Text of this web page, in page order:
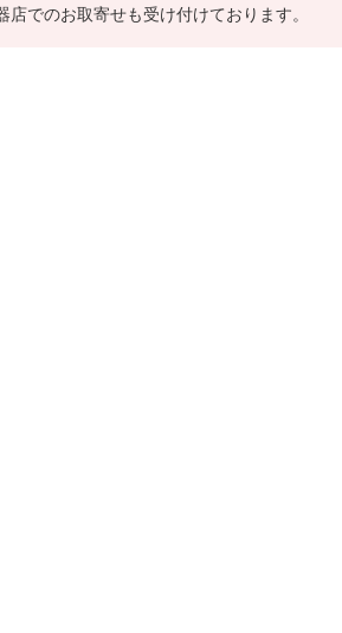
店でのお取寄せも受け付けております。